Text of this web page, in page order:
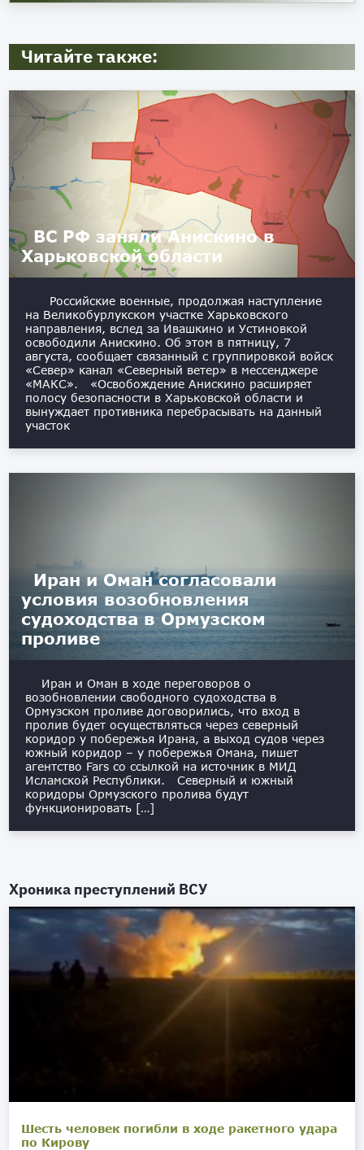
Читайте также:
ВС РФ заняли Анискино в
Харьковской области
Российские военные, продолжая наступление
на Великобурлукском участке Харьковского
направления, вслед за Ивашкино и Устиновкой
освободили Анискино. Об этом в пятницу, 7
августа, сообщает связанный с группировкой войск
«Север» канал «Северный ветер» в мессенджере
«МАКС». «Освобождение Анискино расширяет
полосу безопасности в Харьковской области и
вынуждает противника перебрасывать на данный
участок
Иран и Оман согласовали
условия возобновления
судоходства в Ормузском
проливе
Иран и Оман в ходе переговоров о
возобновлении свободного судоходства в
Ормузском проливе договорились, что вход в
пролив будет осуществляться через северный
коридор у побережья Ирана, а выход судов через
южный коридор – у побережья Омана, пишет
агентство Fars со ссылкой на источник в МИД
Исламской Республики. Северный и южный
коридоры Ормузского пролива будут
функционировать […]
Хроника преступлений ВСУ
Шесть человек погибли в ходе ракетного удара
по Кирову